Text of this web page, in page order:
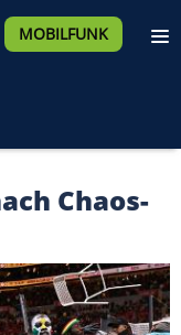
MOBILFUNK
Chaos-